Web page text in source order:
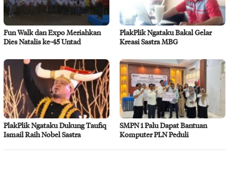
Fun Walk dan Expo Meriahkan
Dies Natalis ke-45 Untad
PlakPlik Ngataku Bakal Gelar
Kreasi Sastra MBG
PlakPlik Ngataku Dukung Taufiq
Ismail Raih Nobel Sastra
SMPN 1 Palu Dapat Bantuan
Komputer PLN Peduli